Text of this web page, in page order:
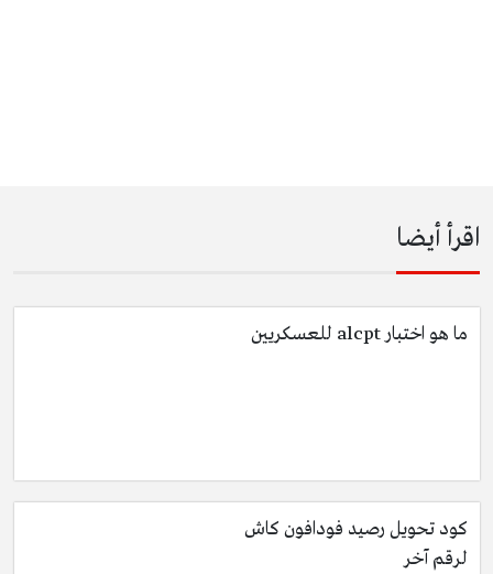
اقرأ أيضا
ما هو اختبار alcpt للعسكريين
كود تحويل رصيد فودافون كاش
لرقم آخر